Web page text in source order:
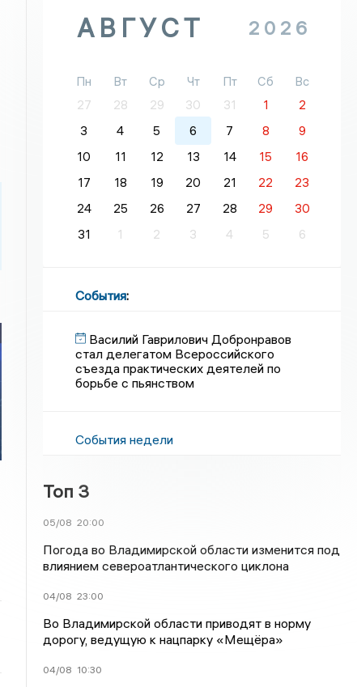
АВГУСТ 2026
Пн Вт Ср Чт Пт Сб
Вс
27
28 29 30 31 1
2
3
4 5 6 7 8
9
10
11 12 13 14 15
16
17
18 19 20 21 22
23
24
25 26 27 28 29
30
31
1 2 3 4 5 6
События:
Василий Гаврилович Добронравов
стал делегатом Всероссийского
съезда практических деятелей по
борьбе с пьянством
События недели
Топ 3
05/08 20:00
Погода во Владимирской области изменится под
влиянием североатлантического циклона
04/08 23:00
Во Владимирской области приводят в норму
дорогу, ведущую к нацпарку «Мещёра»
04/08 10:30